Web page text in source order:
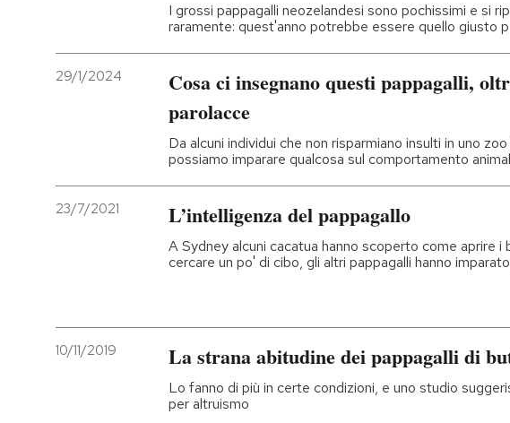
Economia
Media
Mondiali calcio 2026
SHOP
I grossi pappagalli neozelandesi sono pochissimi e si
raramente: quest'anno potrebbe essere quello giusto
29/1/2024
Cosa ci insegnano questi pappagalli,
parolacce
Da alcuni individui che non risparmiano insulti in uno
possiamo imparare qualcosa sul comportamento
23/7/2021 L’intelligenza del pappagallo
A Sydney alcuni cacatua hanno scoperto come aprire i
cercare un po' di cibo, gli altri pappagalli hanno
10/11/2019 La strana abitudine dei pappagalli di
Lo fanno di più in certe condizioni, e uno studio
per altruismo